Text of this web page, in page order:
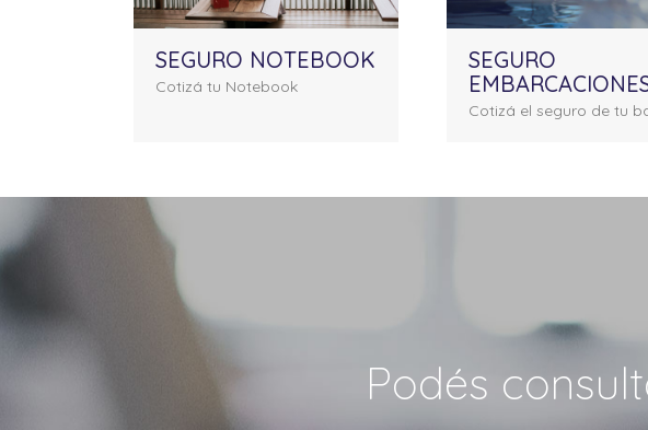
SEGURO NOTEBOOK
Cotizá tu Notebook
SEGURO
Cotizá el seguro de tu
Podés